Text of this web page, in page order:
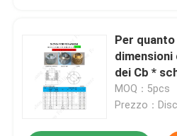
Per
dei Cb *
623-80 e
MOQ：5pcs
Prezzo：